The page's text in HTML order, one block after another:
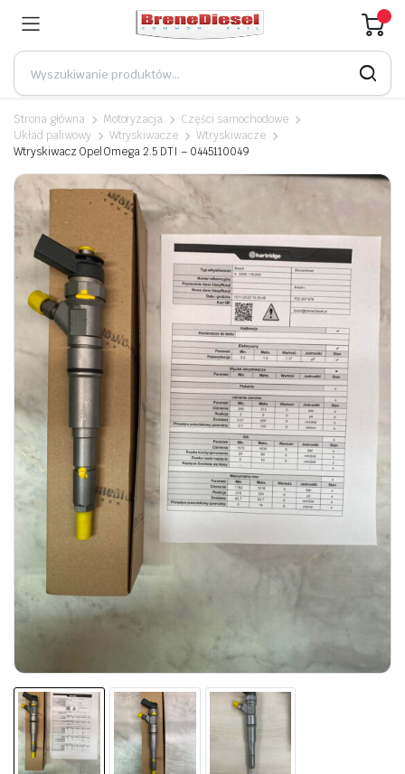
Strona główna Motoryzacja
Części samochodowe
Układ paliwowy
Wtryskiwacze
Wtryskiwacze
Wtryskiwacz Opel Omega 2.5 DTI – 0445110049